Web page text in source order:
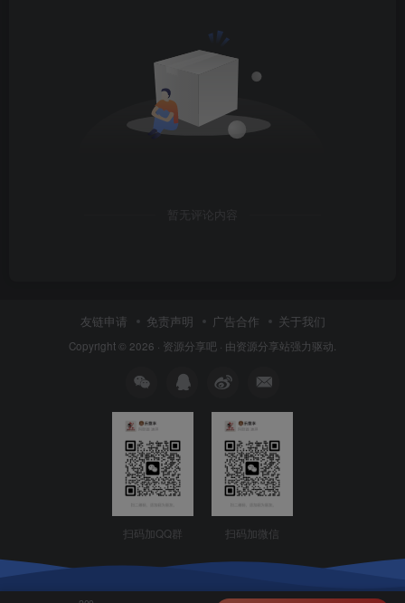
暂无评论内容
友链申请 免责声明 广告合作 关于我们
Copyright © 2026 · 资源分享吧 · 由资源分享站强力驱动.
扫码加QQ群 扫码加微信